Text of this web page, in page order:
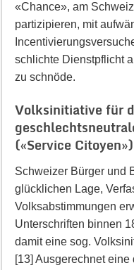
«Chance», am
partizipieren, mit
schlichte Dienstpflicht
zu schnöde.
Volksinitiative für
(«Service Citoyen»)
Schweizer Bürger und
glücklichen Lage,
Volksabstimmungen
Unterschriften binnen
damit eine sog.
[13] Ausgerechnet